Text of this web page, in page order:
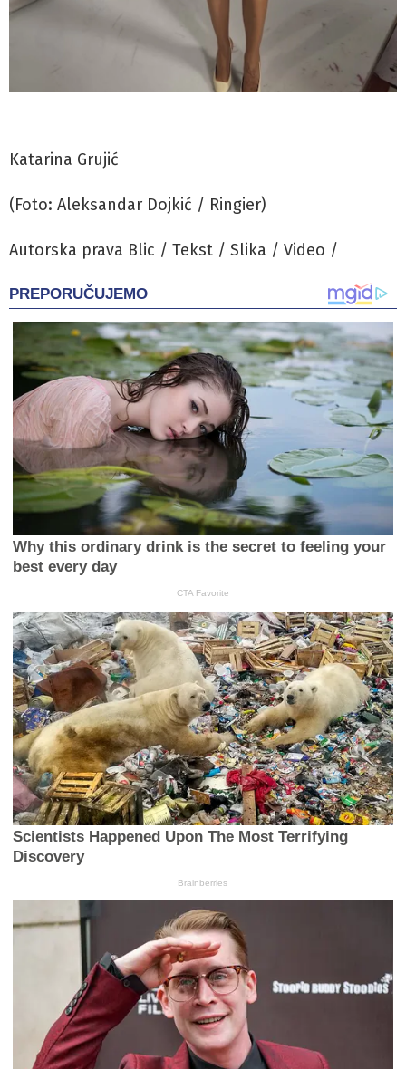
Katarina Grujić
(Foto: Aleksandar Dojkić / Ringier)
Autorska prava Blic / Tekst / Slika / Video /